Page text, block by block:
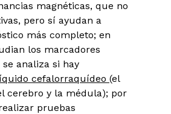
magnéticas, que no
pero sí ayudan a
más completo; en
los marcadores
analiza si hay
cefalorraquídeo (el
cerebro y la médula); por
pruebas